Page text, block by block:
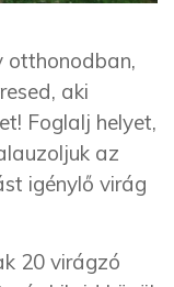
otthonodban,
aki
Foglalj helyet,
az
igénylő virág
20 virágzó